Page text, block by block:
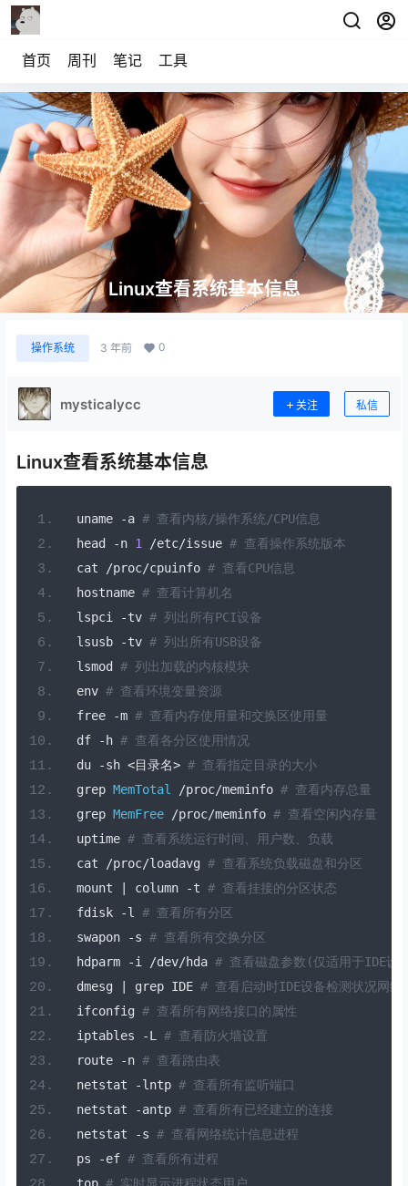
首页 周刊 笔记 工具
Linux查看系统基本信息
操作系统 3 年前 0
mysticalycc 关注 私信
Linux查看系统基本信息
uname -a # 查看内核/操作系统/CPU信息
head
-n 1 /etc/issue # 查看操作系统版本
cat
/proc/cpuinfo # 查看CPU信息
hostname # 查看计算机名
lspci
-tv # 列出所有PCI设备
lsusb
-tv # 列出所有USB设备
lsmod # 列出加载的内核模块
env # 查看环境变量资源
free
-m # 查看内存使用量和交换区使用量
df
-h # 查看各分区使用情况
du
-sh <目录名> # 查看指定目录的大小
grep MemTotal /proc/meminfo # 查看内存总量
grep MemFree /proc/meminfo # 查看空闲内存量
uptime # 查看系统运行时间、用户数、负载
cat
/proc/loadavg # 查看系统负载磁盘和分区
mount
| column -t # 查看挂接的分区状态
fdisk
-l # 查看所有分区
swapon
-s # 查看所有交换分区
hdparm
-i /dev/hda # 查看磁盘参数(仅适用于IDE设
dmesg
| grep IDE # 查看启动时IDE设备检测状况网络
ifconfig # 查看所有网络接口的属性
iptables
-L # 查看防火墙设置
route
-n # 查看路由表
netstat
-lntp # 查看所有监听端口
netstat
-antp # 查看所有已经建立的连接
netstat
-s # 查看网络统计信息进程
ps
-ef # 查看所有进程
top # 实时显示进程状态用户